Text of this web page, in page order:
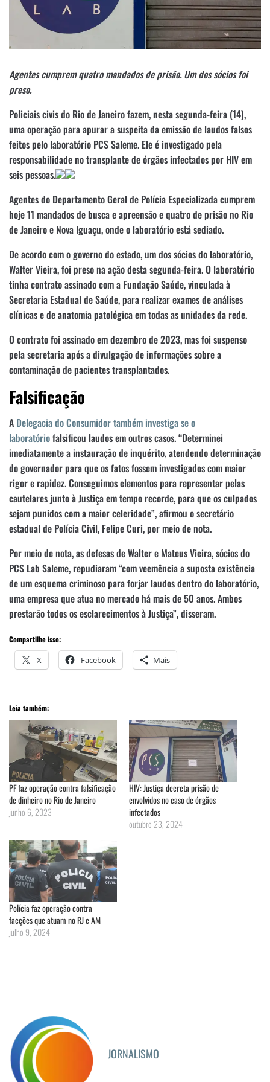
Agentes cumprem quatro mandados de prisão. Um dos sócios foi
preso.
Policiais civis do Rio de Janeiro fazem, nesta segunda-feira (14),
uma operação para apurar a suspeita da emissão de laudos falsos
feitos pelo laboratório PCS Saleme. Ele é investigado pela
responsabilidade no transplante de órgãos infectados por HIV em
seis pessoas.
Agentes do Departamento Geral de Polícia Especializada cumprem
hoje 11 mandados de busca e apreensão e quatro de prisão no Rio
de Janeiro e Nova Iguaçu, onde o laboratório está sediado.
De acordo com o governo do estado, um dos sócios do laboratório,
Walter Vieira, foi preso na ação desta segunda-feira. O laboratório
tinha contrato assinado com a Fundação Saúde, vinculada à
Secretaria Estadual de Saúde, para realizar exames de análises
clínicas e de anatomia patológica em todas as unidades da rede.
O contrato foi assinado em dezembro de 2023, mas foi suspenso
pela secretaria após a divulgação de informações sobre a
contaminação de pacientes transplantados.
Falsificação
A Delegacia do Consumidor também investiga se o
laboratóriofalsificou laudos em outros casos. “Determinei
imediatamente a instauração de inquérito, atendendo determinação
do governador para que os fatos fossem investigados com maior
rigor e rapidez. Conseguimos elementos para representar pelas
cautelares junto à Justiça em tempo recorde, para que os culpados
sejam punidos com a maior celeridade”, afirmou o secretário
estadual de Polícia Civil, Felipe Curi, por meio de nota.
Por meio de nota, as defesas de Walter e Mateus Vieira, sócios do
PCS Lab Saleme, repudiaram “com veemência a suposta existência
de um esquema criminoso para forjar laudos dentro do laboratório,
uma empresa que atua no mercado há mais de 50 anos. Ambos
prestarão todos os esclarecimentos à Justiça”, disseram.
Compartilhe isso:
X Facebook Mais
Leia também:
PF faz operação contra falsificação
de dinheiro no Rio de Janeiro
junho 6, 2023
HIV: Justiça decreta prisão de
envolvidos no caso de órgãos
infectados
outubro 23, 2024
Polícia faz operação contra
facções que atuam no RJ e AM
julho 9, 2024
JORNALISMO